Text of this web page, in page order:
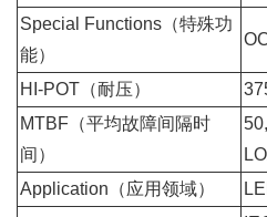
Special Functions（特殊功
能）
HI-POT（耐压）
MTBF（平均故障间隔时
间）
Application（应用领域）